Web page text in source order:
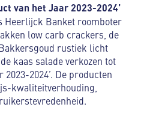
van het Jaar 2023-2024’
Heerlijck Banket roomboter
low carb crackers, de
rustiek licht
kaas salade verkozen tot
2024’. De producten
kwaliteitverhouding,